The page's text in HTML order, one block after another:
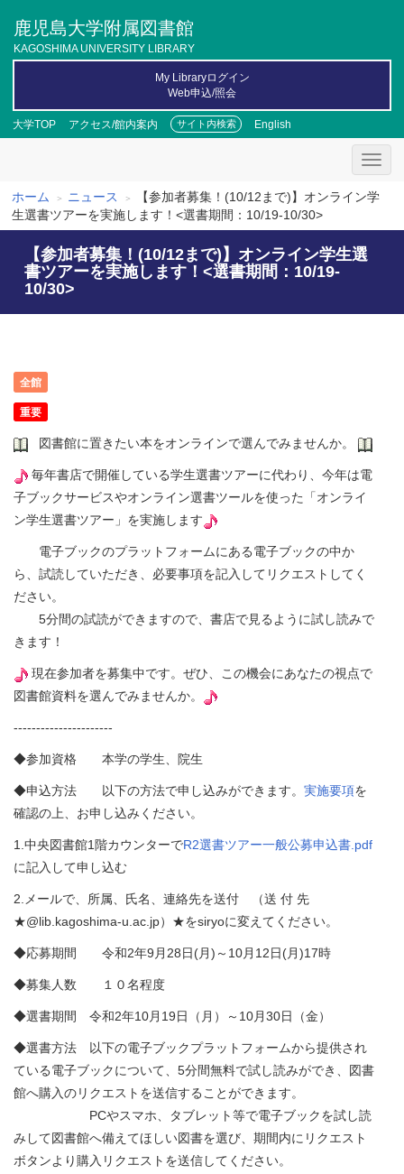
ツ
鹿児島大学附属図書館
KAGOSHIMA UNIVERSITY LIBRARY
大学TOP アクセス/館内案内 サイト内検索 English
My Libraryログイン
Web申込/照会
パ
く
ず
ホーム ニュース
【参加者募集！(10/12まで)】オンライン学
生選書ツアーを実施します！<選書期間：10/19-10/30>
【参加者募集！(10/12まで)】オンライン学生選
書ツアーを実施します！<選書期間：10/19-
10/30>
全館
重要
図書館に置きたい本をオンラインで選んでみませんか。
毎年書店で開催している学生選書ツアーに代わり、今年は電
子ブックサービスやオンライン選書ツールを使った「オンライ
ン学生選書ツアー」を実施します
電子ブックのプラットフォームにある電子ブックの中か
ら、試読していただき、必要事項を記入してリクエストしてく
ださい。
5分間の試読ができますので、書店で見るように試し読みで
きます！
現在参加者を募集中です。ぜひ、この機会にあなたの視点で
図書館資料を選んでみませんか。
----------------------
◆参加資格 本学の学生、院生
◆申込方法 以下の方法で申し込みができます。 実施要項を
確認の上、お申し込みください。
1.中央図書館1階カウンターでR2選書ツアー一般公募申込書.pdf
に記入して申し込む
2.メールで、所属、氏名、連絡先を送付 （送 付 先
★@lib.kagoshima-u.ac.jp）★をsiryoに変えてください。
◆応募期間 令和2年9月28日(月)～10月12日(月)17時
◆募集人数 １０名程度
◆選書期間 令和2年10月19日（月）～10月30日（金）
◆選書方法 以下の電子ブックプラットフォームから提供され
ている電子ブックについて、5分間無料で試し読みができ、図書
館へ購入のリクエストを送信することができます。
PCやスマホ、タブレット等で電子ブックを試し読
みして図書館へ備えてほしい図書を選び、期間内にリクエスト
ボタンより購入リクエストを送信してください。